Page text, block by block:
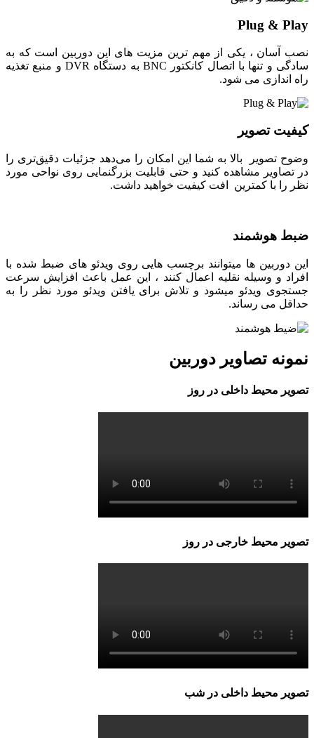
Plug & Play
نصب آسان ، یکی از مهم ترین مزیت های این دوربین است که به
سادگی و تنها با اتصال کانکتور BNC به دستگاه DVR و منبع تغذیه
راه اندازی می شود.
کیفیت تصویر
وضوح تصویر بالا به شما این امکان را می‌دهد جزئیات دقیق‌تری را
در تصاویر مشاهده کنید و حتی قابلیت بزرگنمایی روی نواحی مورد
نظر را با کمترین افت کیفیت خواهید داشت.
ضبط هوشمند
این دوربین ها میتوانند برچسب هایی روی ویدئو های ضبط شده با
افراد و وسیله نقلیه اعمال کنند ، این عمل باعث افزایش سرعت
جستجوی ویدئو میشود و تلاش برای یافتن ویدئو مورد نظر را به
حداقل می رساند.
نمونه تصاویر دوربین
تصویر محیط داخلی در روز
تصویر محیط خارجی در روز
تصویر محیط داخلی در شب